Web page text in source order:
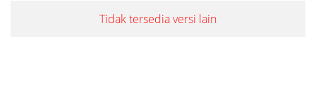
Tidak tersedia versi lain